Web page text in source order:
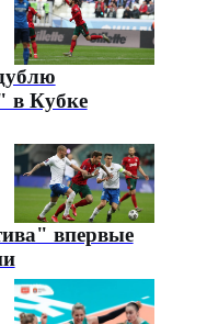
в Кубке
впервые